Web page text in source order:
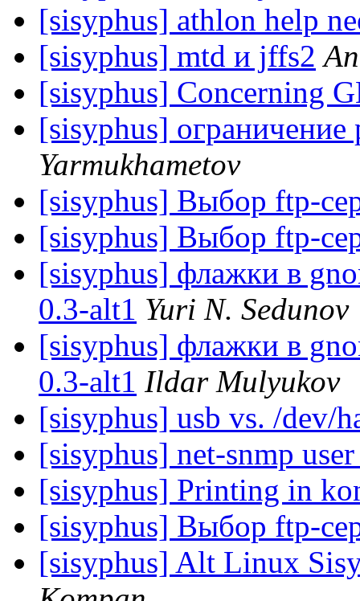
[sisyphus] athlon help
[sisyphus] mtd и jffs2
[sisyphus] Concerning
[sisyphus] ограничение
Yarmukhametov
[sisyphus] Выбор ftp-
[sisyphus] Выбор ftp-
[sisyphus] флажки в
0.3-alt1 Yuri N. Sedunov
[sisyphus] флажки в
0.3-alt1 Ildar Mulyukov
[sisyphus] usb vs. /dev/
[sisyphus] net-snmp
[sisyphus] Printing in
[sisyphus] Выбор ftp-
[sisyphus] Alt Linux